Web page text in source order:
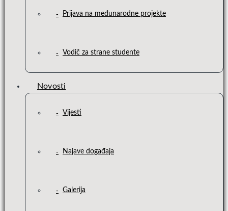
Prijava na međunarodne projekte
Vodič za strane studente
Novosti
Vijesti
Najave događaja
Galerija